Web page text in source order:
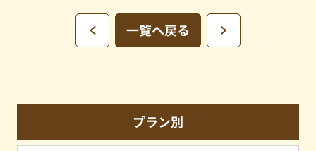
一覧へ戻る
プラン別